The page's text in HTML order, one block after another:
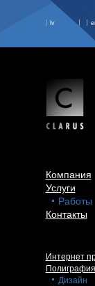
lv
Компания
Услуги
Работы
Контакты
Интернет
Полиграфия
Дизайн